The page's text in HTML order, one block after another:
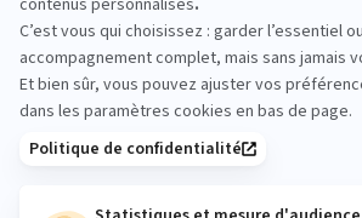
Venez comparer les matelas en
Allongez‑vous, testez plusieurs
positions, et affinez vos sensations
toute confiance.
mdl86@wanadoo.fr